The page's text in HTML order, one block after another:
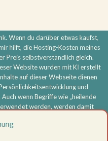
Wenn du darüber etwas kaufst,
hilft, die Hosting-Kosten meines
Preis selbstverständlich gleich.
Website wurden mit KI erstellt
auf dieser Webseite dienen
und
wenn Begriffe wie „heilende
werden, werden damit
Meine Inhalte ersetzen
oder sonstige professionelle